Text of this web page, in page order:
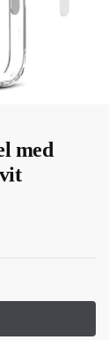
med